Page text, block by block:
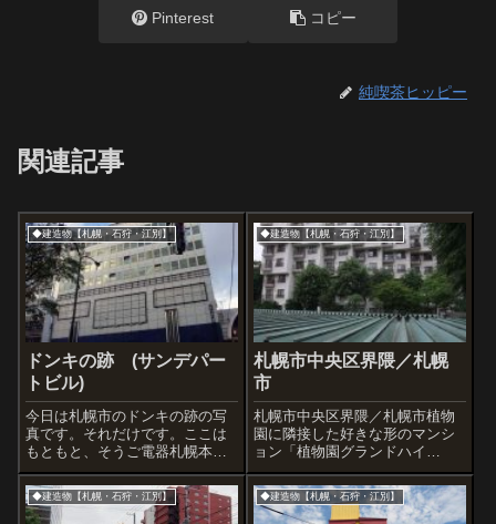
Pinterest コピー
純喫茶ヒッピー
関連記事
◆建造物【札幌・石狩・江別】
ドンキの跡 (サンデパー
トビル)
今日は札幌市のドンキの跡の写
真です。それだけです。ここは
もともと、そうご電器札幌本店
でした。マランツのCDデッキを
買いに行ったことがあります。
取り壊されるそうです。ぼくが
◆建造物【札幌・石狩・江別】
札幌市中央区界隈／札幌
市
札幌市中央区界隈／札幌市植物
園に隣接した好きな形のマンシ
ョン「植物園グランドハイ
ツ」。上層が前面になるように
設計されていて面白いです。
2013.72015.8の植物園グランド
◆建造物【札幌・石狩・江別】 ◆建造物【札幌・石狩・江別】